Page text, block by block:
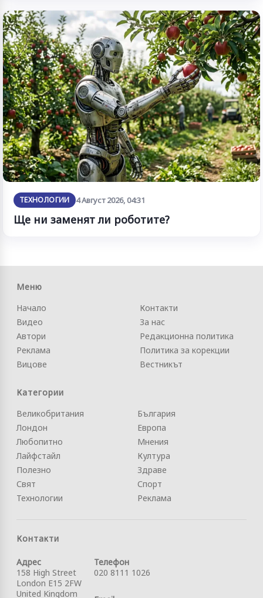
ТЕХНОЛОГИИ 4 Август 2026, 04:31
Ще ни заменят ли роботите?
Меню
Начало
Видео
Автори
Реклама
Вицове
Контакти
За нас
Редакционна политика
Политика за корекции
Вестникът
Категории
Великобритания
Лондон
Любопитно
Лайфстайл
Полезно
Свят
Технологии
България
Европа
Мнения
Култура
Здраве
Спорт
Реклама
Контакти
Адрес
158 High Street
London E15 2FW
United Kingdom
Телефон
020 8111 1026